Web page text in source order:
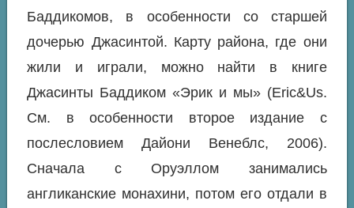
Баддикомов, в особенности со старшей
дочерью Джасинтой. Карту района, где они
жили и играли, можно найти в книге
Джасинты Баддиком «Эрик и мы» (Eric&Us.
См. в особенности второе издание с
послесловием Дайони Венеблс, 2006).
Сначала с Оруэллом занимались
англиканские монахини, потом его отдали в